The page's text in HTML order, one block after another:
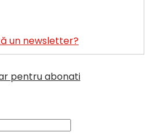
un newsletter?